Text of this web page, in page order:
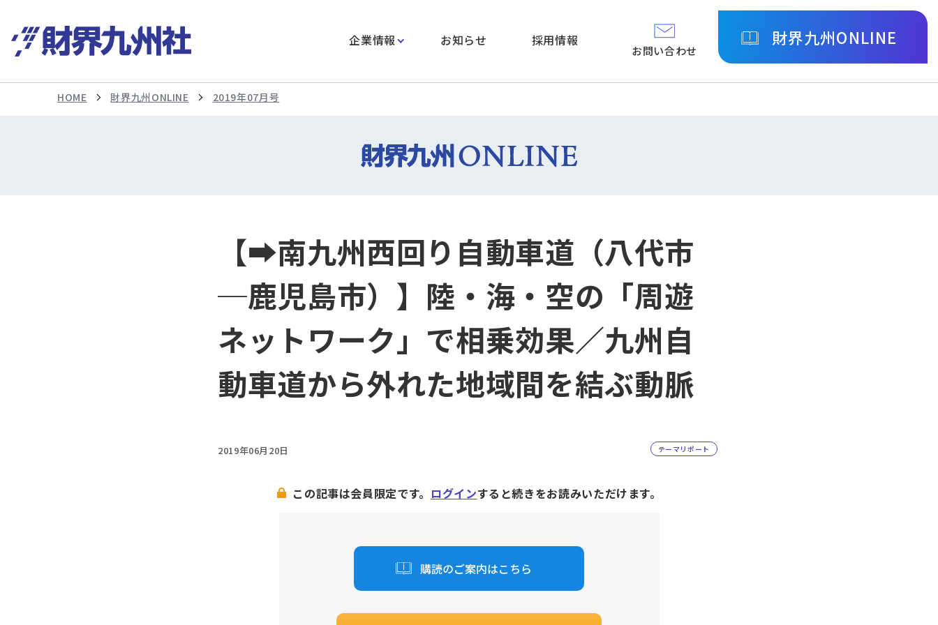
企業情報 お知らせ 採用情報
お問い合わせ
財界九州ONLINE
HOME 財界九州ONLINE 2019年07月号
【➡南九州西回り自動車道（八代市
─鹿児島市）】陸・海・空の「周遊
ネットワーク」で相乗効果／九州自
動車道から外れた地域間を結ぶ動脈
2019年06月20日 テーマリポート
この記事は会員限定です。 ログインすると続きをお読みいただけます。
購読のご案内はこちら